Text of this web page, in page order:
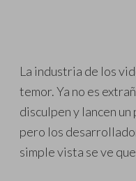
La industria de los
temor. Ya no es
disculpen y lancen
pero los
simple vista se ve